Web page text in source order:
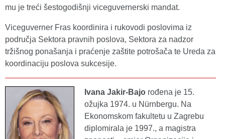
mu je treći šestogodišnji viceguvernerski mandat.
Viceguverner Fras koordinira i rukovodi poslovima iz
područja Sektora pravnih poslova, Sektora za nadzor
tržišnog ponašanja i praćenje zaštite potrošača te Ureda za
koordinaciju poslova sukcesije.
Ivana Jakir-Bajo rođena je 15.
ožujka 1974. u Nürnbergu. Na
Ekonomskom fakultetu u Zagrebu
diplomirala je 1997., a magistra